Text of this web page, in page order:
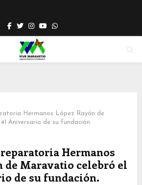
Facebook
TwitterInstagram
YoutubeWhatsapp
Hermanos López Rayón de
Aniversario de su fundación.
Hermanos
de Maravatio celebró el
de su fundación.